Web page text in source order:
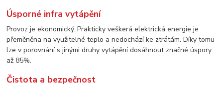
Úsporné infra vytápění
Provoz je ekonomický. Prakticky veškerá elektrická energie je
přeměněna na využitelné teplo a nedochází ke ztrátám. Díky tomu
lze v porovnání s jinými druhy vytápění dosáhnout značné úspory
až 85%.
Čistota a bezpečnost